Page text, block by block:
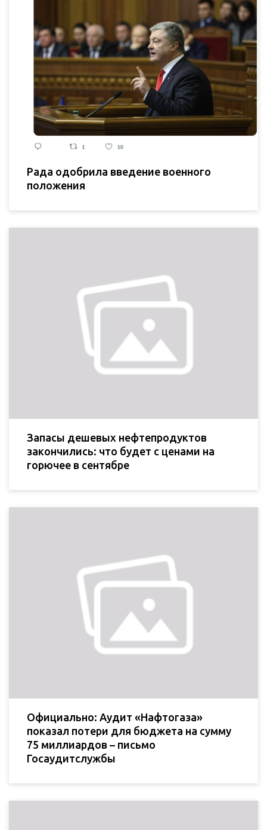
Рада одобрила введение военного
положения
Запасы дешевых нефтепродуктов
закончились: что будет с ценами на
горючее в сентябре
Официально: Аудит «Нафтогаза»
показал потери для бюджета на сумму
75 миллиардов – письмо
Госаудитслужбы